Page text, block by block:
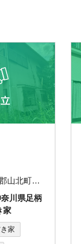
神奈川県 / 足柄上郡山北町⼭北
奈川県⾜柄
家
家